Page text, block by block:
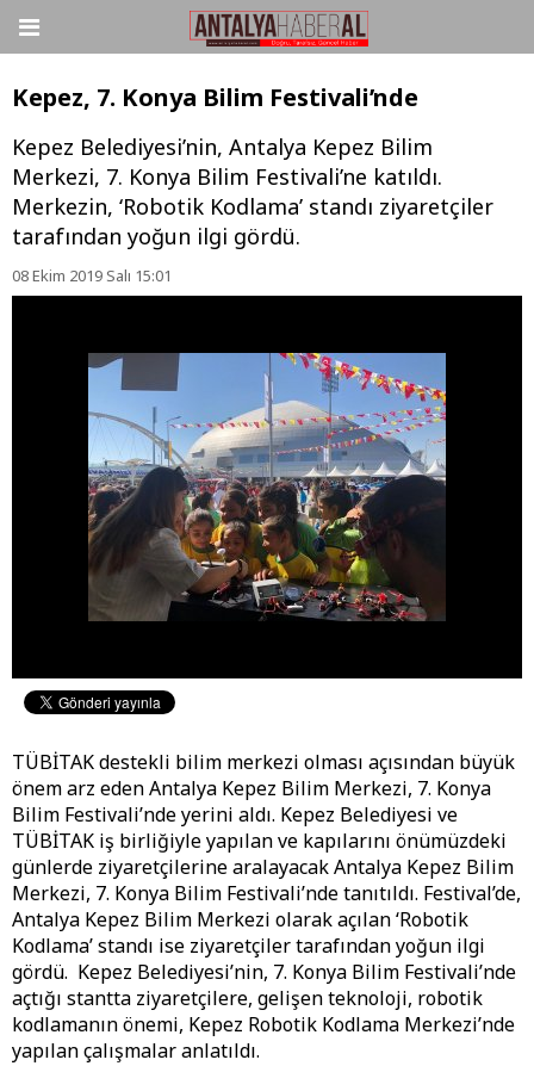
Kepez, 7. Konya Bilim Festivali’nde
Kepez Belediyesi’nin, Antalya Kepez Bilim
Merkezi, 7. Konya Bilim Festivali’ne katıldı.
Merkezin, ‘Robotik Kodlama’ standı ziyaretçiler
tarafından yoğun ilgi gördü.
08 Ekim 2019 Salı 15:01
TÜBİTAK destekli bilim merkezi olması açısından büyük
önem arz eden Antalya Kepez Bilim Merkezi, 7. Konya
Bilim Festivali’nde yerini aldı. Kepez Belediyesi ve
TÜBİTAK iş birliğiyle yapılan ve kapılarını önümüzdeki
günlerde ziyaretçilerine aralayacak Antalya Kepez Bilim
Merkezi, 7. Konya Bilim Festivali’nde tanıtıldı. Festival’de,
Antalya Kepez Bilim Merkezi olarak açılan ‘Robotik
Kodlama’ standı ise ziyaretçiler tarafından yoğun ilgi
gördü. Kepez Belediyesi’nin, 7. Konya Bilim Festivali’nde
açtığı stantta ziyaretçilere, gelişen teknoloji, robotik
kodlamanın önemi, Kepez Robotik Kodlama Merkezi’nde
yapılan çalışmalar anlatıldı.